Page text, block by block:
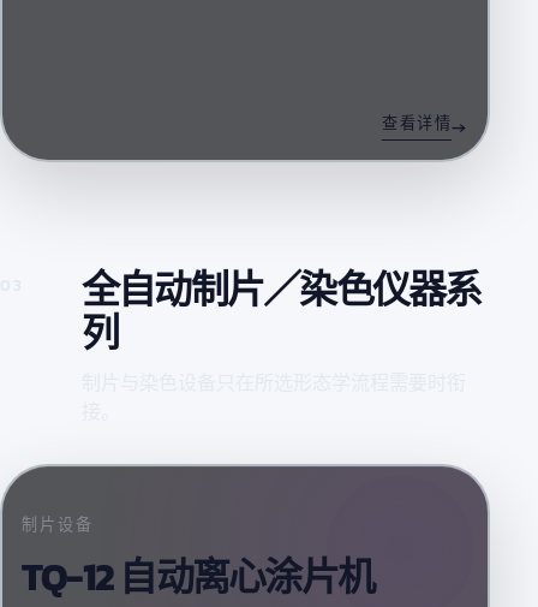
查看详情
全自动制片／染色仪器系
列
制片设备
TQ-12 自动离心涂片机